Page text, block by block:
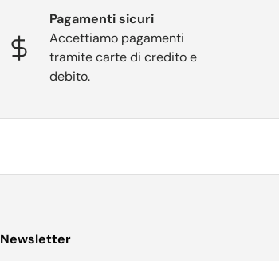
Pagamenti sicuri
Accettiamo pagamenti
tramite carte di credito e
debito.
Newsletter